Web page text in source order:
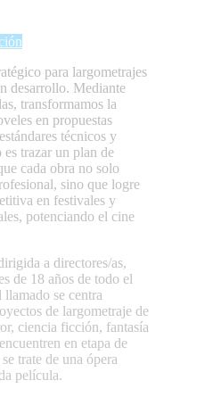
para largometrajes
desarrollo. Mediante
transformamos la
en propuestas
técnicos y
trazar un plan de
cada obra no solo
sino que logre
en festivales y
potenciando el cine
a directores/as,
de 18 años de todo el
se centra
de largometraje de
ciencia ficción, fantasía
en etapa de
trate de una ópera
película.